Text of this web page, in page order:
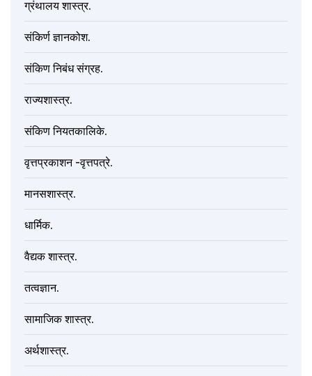
ग्रंथालय शास्त्र.
संकिर्ण ज्ञानकोश.
संकिण निबंध संग्रह.
राज्यशास्त्र.
संकिण नियतकालिके.
वृत्तप्रकाशन -वृत्तपत्रे.
मानसशास्त्र.
धार्मिक.
वैद्यक शास्त्र.
तत्वज्ञान.
सामाजिक शास्त्र.
अर्थशास्त्र.